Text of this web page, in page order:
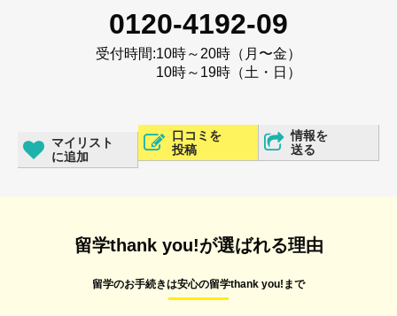
0120-4192-09
受付時間:10時～20時（月〜金）
10時～19時（土・日）
マイリスト
に追加
口コミを
投稿
情報を
送る
留学thank you!が選ばれる理由
留学のお手続きは安心の留学thank you!まで